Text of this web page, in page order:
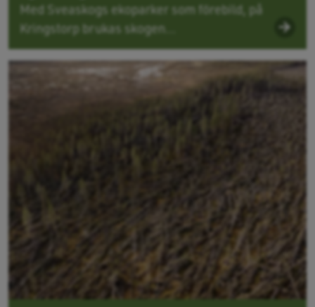
Med Sveaskogs ekoparker som förebild, på
Kringstorp brukas skogen...